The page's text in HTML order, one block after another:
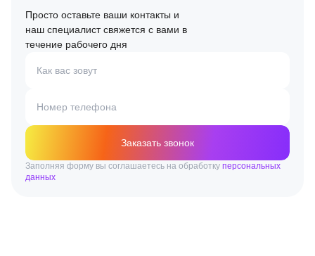
Просто оставьте ваши контакты и
наш специалист свяжется с вами в
течение рабочего дня
Как вас зовут
Номер телефона
Заказать звонок
Заполняя форму вы соглашаетесь на обработку персональных
данных